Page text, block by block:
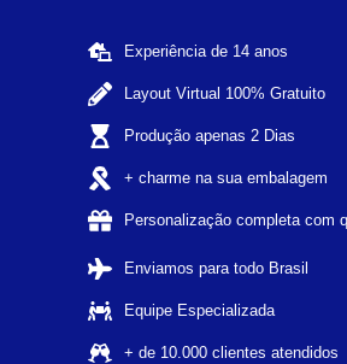
Experiência de 14 anos
Layout Virtual 100% Gratuito
Produção apenas 2 Dias
+ charme na sua embalagem
Personalização completa com
Enviamos para todo Brasil
Equipe Especializada
+ de 10.000 clientes atendidos